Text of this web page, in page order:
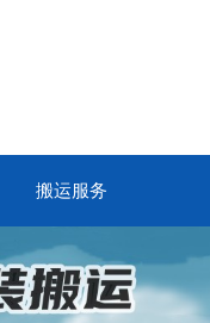
搬运服务